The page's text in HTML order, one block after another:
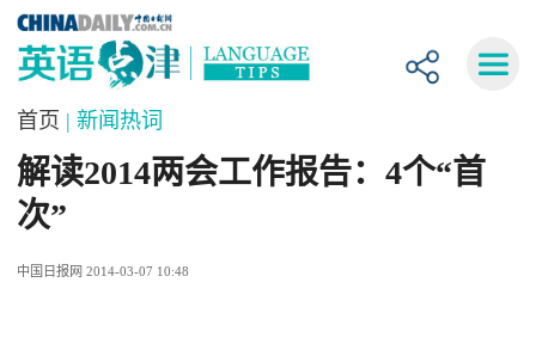
首页 | 新闻热词
解读2014两会工作报告：4个“首
次”
中国日报网 2014-03-07 10:48